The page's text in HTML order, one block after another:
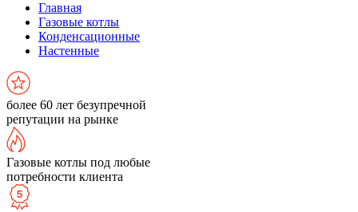
Главная
Газовые котлы
Конденсационные
Настенные
более 60 лет безупречной
репутации на рынке
Газовые котлы под любые
потребности клиента